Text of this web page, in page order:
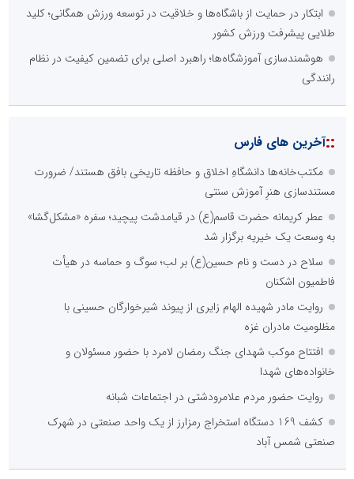
ابتکار در حمایت از باشگاه‌ها و خلاقیت در توسعه ورزش همگانی؛ کلید
طلایی پیشرفت ورزش کشور
هوشمندسازی آموزشگاه‌ها؛ راهبرد اصلی برای تضمین کیفیت در نظام
رانندگی
::آخرین های فارس
مکتب‌خانه‌ها دانشگاهِ اخلاق و حافظه تاریخی بافق هستند/ ضرورت
مستندسازی هنرِ آموزش سنتی
عطر کریمانه حضرت قاسم(ع) در قیامدشت پیچید؛ سفره «مشکل‌گشا»
به وسعت یک خیریه برگزار شد
سلاح در دست و نام حسین(ع) بر لب؛ سوگ و حماسه در هیأت
فاطمیون اشکنان
روایت مادر شهیده الهام زایری از پیوند شیرخوارگان حسینی با
مظلومیت مادران غزه
افتتاح موکب شهدای جنگ رمضان لامرد با حضور مسئولان و
خانواده‌های شهدا
روایت حضور مردم علامرودشتی در اجتماعات شبانه
کشف 169 دستگاه استخراج رمزارز از یک واحد صنعتی در شهرک
صنعتی شمس آباد